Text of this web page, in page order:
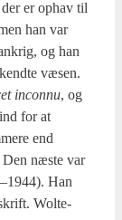
er ophav til
han var
og han
væsen.
incon­nu, og
for at
end
Den næste var
Han
Wol­te­